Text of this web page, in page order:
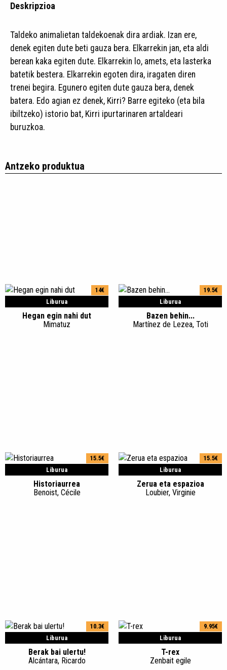
Deskripzioa
Taldeko animalietan taldekoenak dira ardiak. Izan ere,
denek egiten dute beti gauza bera. Elkarrekin jan, eta aldi
berean kaka egiten dute. Elkarrekin lo, amets, eta lasterka
batetik bestera. Elkarrekin egoten dira, iragaten diren
trenei begira. Egunero egiten dute gauza bera, denek
batera. Edo agian ez denek, Kirri? Barre egiteko (eta bila
ibiltzeko) istorio bat, Kirri ipurtarinaren artaldeari
buruzkoa.
Antzeko produktua
Liburua
14€
Hegan egin nahi dut
Mimatuz
Liburua
19.5€
Bazen behin...
Martínez de Lezea, Toti
Liburua
15.5€
Historiaurrea
Benoist, Cécile
Liburua
15.5€
Zerua eta espazioa
Loubier, Virginie
Liburua
10.3€
Berak bai ulertu!
Alcántara, Ricardo
Liburua
9.95€
T-rex
Zenbait egile